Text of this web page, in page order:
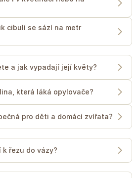
této dlouhověké
fantastická odolnost a
na další péči.
běžné choroby i
Vaše práce se tak
v sušších obdobích.
dělat starosti ani s
půdě plně mrazuvzdorné
-28 °Ca
žádné speciální
krásky navíc spolehlivě
a svými květy provoní
ale i váš domov,
cibulí se sází na metr
a jak vypadají její květy?
která láká opylovače?
pro děti a domácí zvířata?
řezu do vázy?